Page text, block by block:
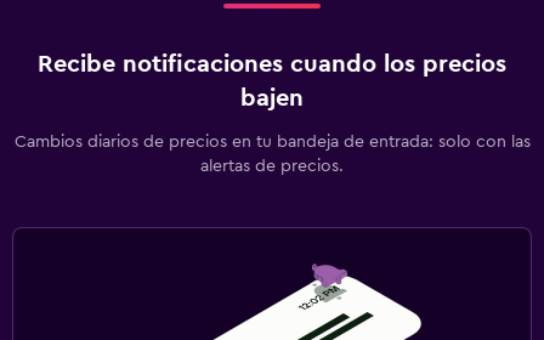
Recibe notificaciones cuando los precios
bajen
Cambios diarios de precios en tu bandeja de entrada: solo con las
alertas de precios.